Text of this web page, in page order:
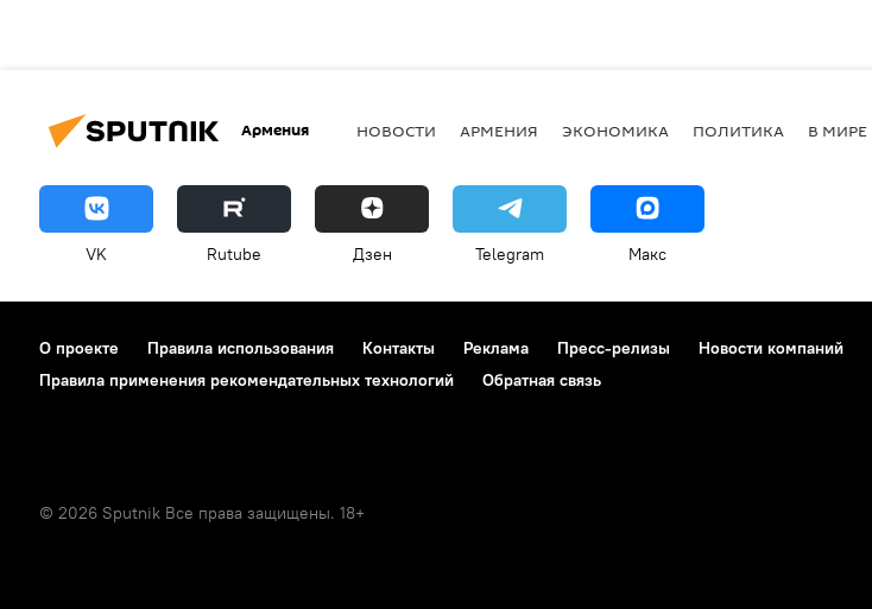
Армения НОВОСТИ АРМЕНИЯ ЭКОНОМИКА ПОЛИТИКА В МИРЕ
VK Rutube Дзен Telegram Макс
О проекте Правила использования Контакты Реклама Пресс-релизы Новости компаний
Правила применения рекомендательных технологий
Обратная связь
© 2026 Sputnik Все права защищены. 18+